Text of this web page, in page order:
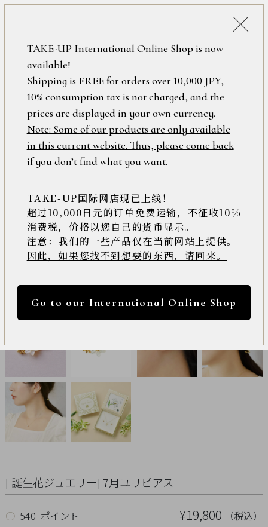
[ 誕生花ジュエリー] 7月ユリピアス
¥19,800 （税込）
○ 540 ポイント
フリーワード
在庫なし含む
アイテム
ロ
グ
イ
ン
/
新
規
会
登
録
>>
Online
Shop
Item
ALL
Necklace
Pierced
Earrings
Charm
TAKE-UP International Online Shop is now
available!
Shipping is FREE for orders over 10,000 JPY,
10% consumption tax is not charged, and the
prices are displayed in your own currency.
Note: Some of our products are only available
in this current website. Thus, please come back
if you don’t find what you want.
TAKE-UP国际网店现已上线！
超过10,000日元的订单免费运输，不征收10%
消费税，价格以您自己的货币显示。
注意：我们的一些产品仅在当前网站上提供。
因此，如果您找不到想要的东西，请回来。
Go to our International Online Shop